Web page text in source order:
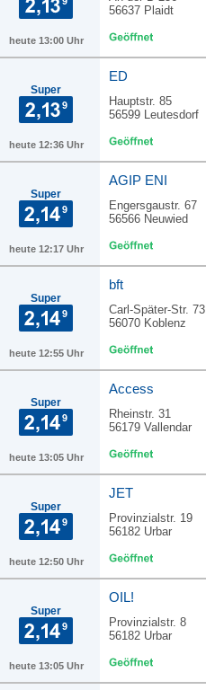
heute 13:00 Uhr
56637 Plaidt
Super
heute 12:36 Uhr
ED
Hauptstr. 85
56599 Leutesdorf
Super
heute 12:17 Uhr
AGIP ENI
Engersgaustr. 67
56566 Neuwied
Super
heute 12:55 Uhr
bft
Carl-Später-Str. 73
56070 Koblenz
Super
heute 13:05 Uhr
Access
Rheinstr. 31
56179 Vallendar
Super
heute 12:50 Uhr
JET
Provinzialstr. 19
56182 Urbar
Super
heute 13:05 Uhr
OIL!
Provinzialstr. 8
56182 Urbar